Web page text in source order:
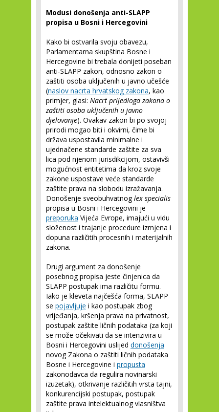
Modusi donošenja anti-SLAPP
propisa u Bosni i Hercegovini
Kako bi ostvarila svoju obavezu,
Parlamentarna skupština Bosne i
Hercegovine bi trebala donijeti poseban
anti-SLAPP zakon, odnosno zakon o
zaštiti osoba uključenih u javno učešće
(naslov nacrta hrvatskog zakona, kao
primjer, glasi: Nacrt prijedloga zakona o
zaštiti osoba uključenih u javno
djelovanje). Ovakav zakon bi po svojoj
prirodi mogao biti i okvirni, čime bi
država uspostavila minimalne i
ujednačene standarde zaštite za sva
lica pod njenom jurisdikcijom, ostavivši
mogućnost entitetima da kroz svoje
zakone uspostave veće standarde
zaštite prava na slobodu izražavanja.
Donošenje sveobuhvatnoglex specialis
propisa u Bosni i Hercegovini je
preporuka Vijeća Evrope, imajući u vidu
složenost i trajanje procedure izmjena i
dopuna različitih procesnih i materijalnih
zakona.
Drugi argument za donošenje
posebnog propisa jeste činjenica da
SLAPP postupak ima različitu formu.
Iako je kleveta najčešća forma, SLAPP
se pojavljuje i kao postupak zbog
vrijeđanja, kršenja prava na privatnost,
postupak zaštite ličnih podataka (za koji
se može očekivati da se intenzivira u
Bosni i Hercegovini uslijed donošenja
novog Zakona o zaštiti ličnih podataka
Bosne i Hercegovine i propusta
zakonodavca da regulira novinarski
izuzetak), otkrivanje različitih vrsta tajni,
konkurencijski postupak, postupak
zaštite prava intelektualnog vlasništva